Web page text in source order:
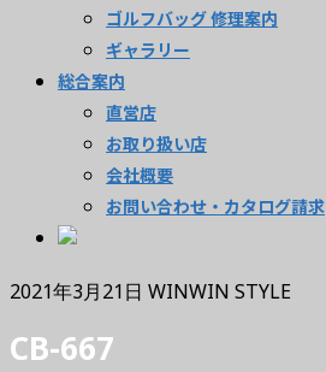
ゴルフバッグ 修理案内
ギャラリー
総合案内
直営店
お取り扱い店
会社概要
お問い合わせ・カタログ請求
2021年3月21日 WINWIN STYLE
CB-667